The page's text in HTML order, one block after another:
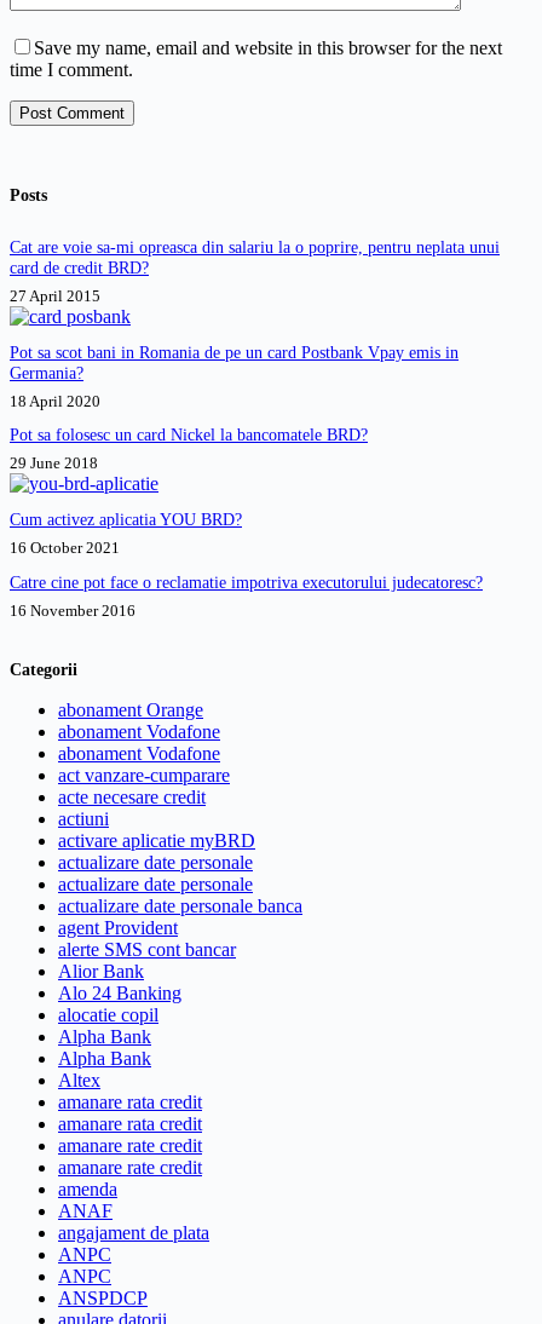
Save my name, email and website in this browser for the next
time I comment.
Post Comment
Posts
Cat are voie sa-mi opreasca din salariu la o poprire, pentru neplata unui
card de credit BRD?
27 April 2015
Pot sa scot bani in Romania de pe un card Postbank Vpay emis in
Germania?
18 April 2020
Pot sa folosesc un card Nickel la bancomatele BRD?
29 June 2018
Cum activez aplicatia YOU BRD?
16 October 2021
Catre cine pot face o reclamatie impotriva executorului judecatoresc?
16 November 2016
Categorii
abonament Orange
abonament Vodafone
abonament Vodafone
act vanzare-cumparare
acte necesare credit
actiuni
activare aplicatie myBRD
actualizare date personale
actualizare date personale
actualizare date personale banca
agent Provident
alerte SMS cont bancar
Alior Bank
Alo 24 Banking
alocatie copil
Alpha Bank
Alpha Bank
Altex
amanare rata credit
amanare rata credit
amanare rate credit
amanare rate credit
amenda
ANAF
angajament de plata
ANPC
ANPC
ANSPDCP